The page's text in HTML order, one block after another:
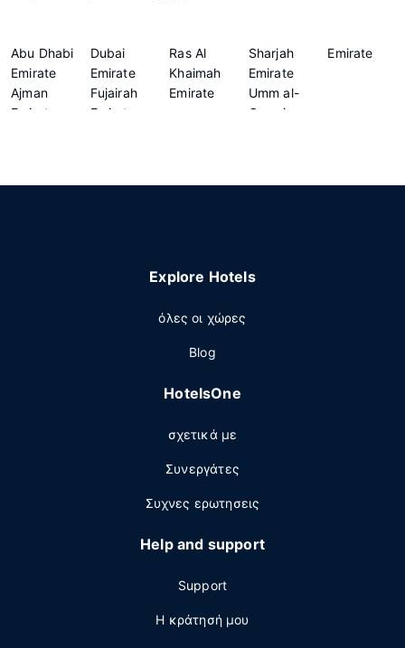
Abu Dhabi
Emirate
Ajman
Emirate
Dubai
Emirate
Fujairah
Emirate
Ras Al
Khaimah
Emirate
Sharjah
Emirate
Umm al-
Quwain
Emirate
Explore Hotels
όλες οι χώρες
Blog
HotelsOne
σχετικά με
Συνεργάτες
Συχνες ερωτησεις
Help and support
Support
Η κράτησή μου